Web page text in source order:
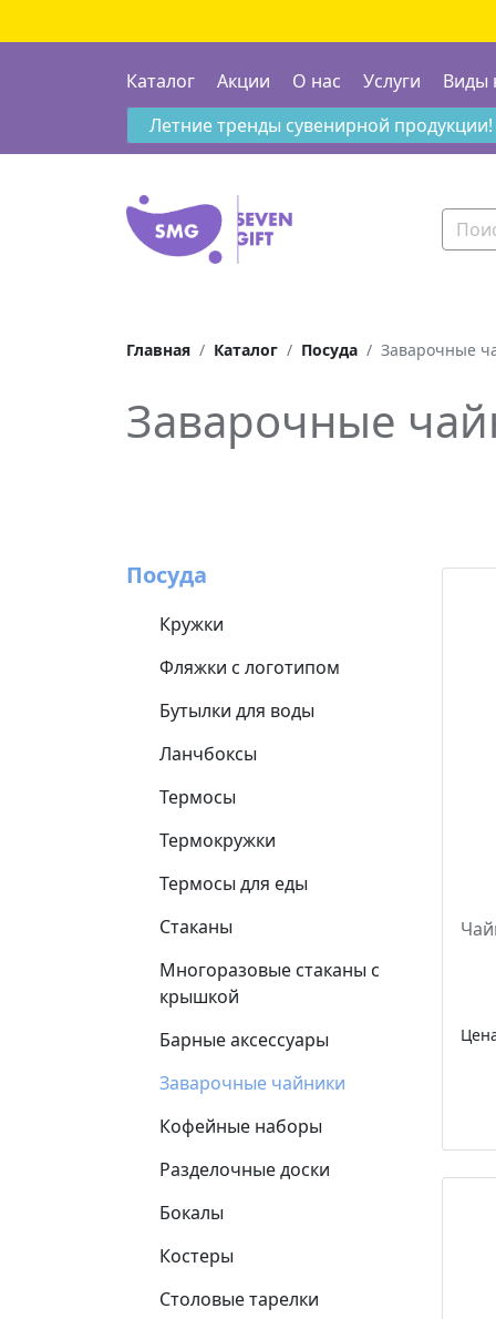
Каталог Акции О нас Услуги Виды
Летние тренды сувенирной продукции!
Главная Каталог Посуда Заварочные
Заварочные
Посуда
Кружки
Фляжки с логотипом
Бутылки для воды
Ланчбоксы
Термосы
Термокружки
Термосы для еды
Стаканы
Многоразовые стаканы с
крышкой
Барные аксессуары
Заварочные чайники
Кофейные наборы
Разделочные доски
Бокалы
Костеры
Столовые тарелки